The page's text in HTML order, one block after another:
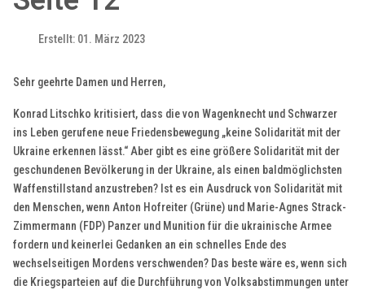
Erstellt: 01. März 2023
Sehr geehrte Damen und Herren,
Konrad Litschko kritisiert, dass die von Wagenknecht und Schwarzer
ins Leben gerufene neue Friedensbewegung „keine Solidarität mit der
Ukraine erkennen lässt.“ Aber gibt es eine größere Solidarität mit der
geschundenen Bevölkerung in der Ukraine, als einen baldmöglichsten
Waffenstillstand anzustreben? Ist es ein Ausdruck von Solidarität mit
den Menschen, wenn Anton Hofreiter (Grüne) und Marie-Agnes Strack-
Zimmermann (FDP) Panzer und Munition für die ukrainische Armee
fordern und keinerlei Gedanken an ein schnelles Ende des
wechselseitigen Mordens verschwenden? Das beste wäre es, wenn sich
die Kriegsparteien auf die Durchführung von Volksabstimmungen unter